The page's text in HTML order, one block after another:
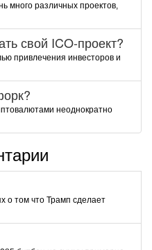
много различных проектов,
свой ICO-проект?
привлечения инвесторов и
неоднократно
о том что Трамп сделает